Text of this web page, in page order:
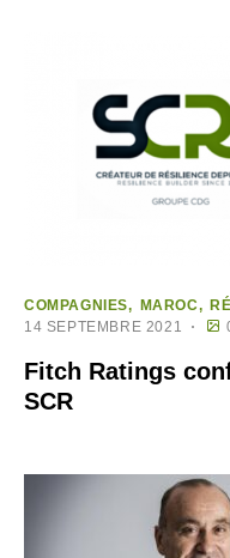
COMPAGNIES MAROC
14 SEPTEMBRE 2021
Fitch Ratings
SCR